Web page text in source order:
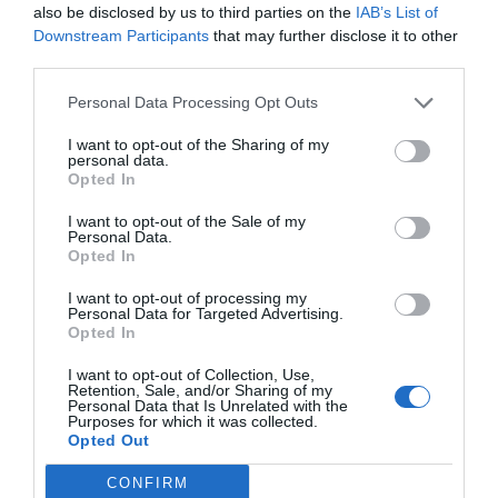
also be disclosed by us to third parties on the IAB’s List of
Downstream Participants that may further disclose it to other
Personal Data Processing Opt Outs
I want to opt-out of the Sharing of my
personal data.
Opted In
I want to opt-out of the Sale of my
Personal Data.
Opted In
I want to opt-out of processing my
Personal Data for Targeted Advertising.
Opted In
I want to opt-out of Collection, Use,
Retention, Sale, and/or Sharing of my
Personal Data that Is Unrelated with the
Purposes for which it was collected.
Opted Out
CONFIRM
colección no busca un único tipo de belleza, sino una
familia de estéticas con un mismo tono base.
Skins y guantes de la colección Dead Hand
La colección Dead Hand incluye 17 skins de armas y
22 pares de guantes. Los precios son aproximados y
pueden cambiar según el desgaste, la demanda y la
disponibilidad del mercado.
AWP | Queen’s Gambit — aprox. $80–570
Glock-18 | Fully Tuned — aprox. $60–420
AK-47 | Crane Flight — aprox. $25–160
P250 | Kintsugi — aprox. $6–40
P90 | Deathgaze — aprox. $6–40
M4A1-S | Electrum — aprox. $2–18